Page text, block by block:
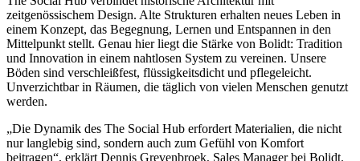
zeitgenössischem Design. Alte Strukturen erhalten neues Leben in
einem Konzept, das Begegnung, Lernen und Entspannen in den
Mittelpunkt stellt. Genau hier liegt die Stärke von Bolidt: Tradition
und Innovation in einem nahtlosen System zu vereinen. Unsere
Böden sind verschleißfest, flüssigkeitsdicht und pflegeleicht.
Unverzichtbar in Räumen, die täglich von vielen Menschen genutzt
werden.
„Die Dynamik des The Social Hub erfordert Materialien, die nicht
nur langlebig sind, sondern auch zum Gefühl von Komfort
beitragen“, erklärt Dennis Grevenbroek, Sales Manager bei Bolidt.